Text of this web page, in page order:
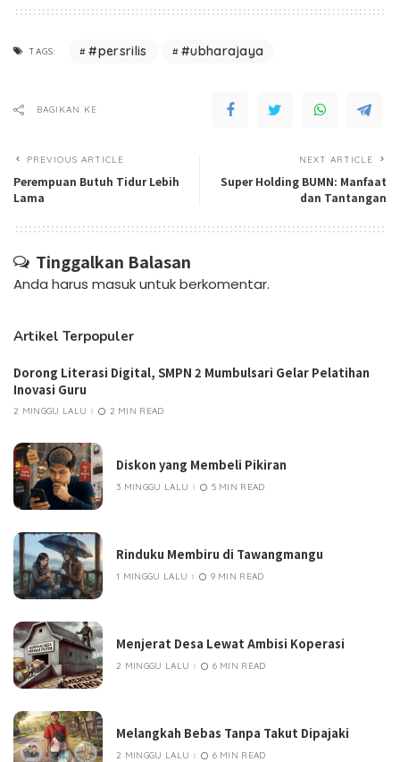
TAGS: #persrilis #ubharajaya
BAGIKAN KE
PREVIOUS ARTICLE
Perempuan Butuh Tidur Lebih
Lama
NEXT ARTICLE
Super Holding BUMN: Manfaat
dan Tantangan
Tinggalkan Balasan
Anda harus masukuntuk berkomentar.
Artikel Terpopuler
Dorong Literasi Digital, SMPN 2 Mumbulsari Gelar Pelatihan
Inovasi Guru
2 MINGGU LALU 2 MIN READ
Diskon yang Membeli Pikiran
3 MINGGU LALU 5 MIN READ
Rinduku Membiru di Tawangmangu
1 MINGGU LALU 9 MIN READ
Menjerat Desa Lewat Ambisi Koperasi
2 MINGGU LALU 6 MIN READ
Melangkah Bebas Tanpa Takut Dipajaki
2 MINGGU LALU 6 MIN READ